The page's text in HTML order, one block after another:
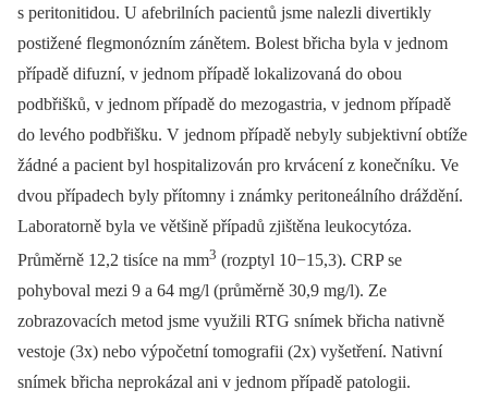
s peritonitidou. U afebrilních pacientů jsme nalezli divertikly
postižené flegmonózním zánětem. Bolest břicha byla v jednom
případě difuzní, v jednom případě lokalizovaná do obou
podbřišků, v jednom případě do mezogastria, v jednom případě
do levého podbřišku. V jednom případě nebyly subjektivní obtíže
žádné a pacient byl hospitalizován pro krvácení z konečníku. Ve
dvou případech byly přítomny i známky peritoneálního dráždění.
Laboratorně byla ve většině případů zjištěna leukocytóza.
Průměrně 12,2 tisíce na mm3 (rozptyl 10−15,3). CRP se
pohyboval mezi 9 a 64 mg/l (průměrně 30,9 mg/l). Ze
zobrazovacích metod jsme využili RTG snímek břicha nativně
vestoje (3x) nebo výpočetní tomografii (2x) vyšetření. Nativní
snímek břicha neprokázal ani v jednom případě patologii.